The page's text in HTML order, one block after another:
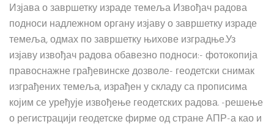
Изјава о завршетку израде темеља Извођач радова
подноси надлежном органу изјаву о завршетку израде
темеља, одмах по завршетку њихове изградње.Уз
изјаву извођач радова обавезно подноси:- фотокопија
правоснажне грађевинске дозволе- геодетски снимак
изграђених темеља, израђен у складу са прописима
којим се уређује извођење геодетских радова. -решење
о регистрацији геодетске фирме од стране АПР-а као и